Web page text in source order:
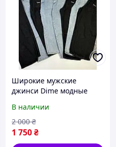
Широкие мужские
джинси Dime модные
дайм
В наличии
1 750₴
2 000 ₴